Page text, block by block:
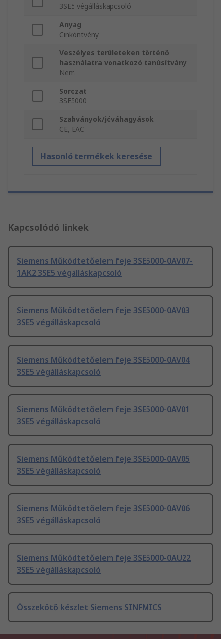
3SE5 végálláskapcsoló
Anyag
Cinköntvény
Veszélyes területeken történő
használatra vonatkozó tanúsítvány
Nem
Sorozat
3SE5000
Szabványok/jóváhagyások
CE, EAC
Hasonló termékek keresése
Kapcsolódó linkek
Siemens Működtetőelem feje 3SE5000-0AV07-
1AK2 3SE5 végálláskapcsoló
Siemens Működtetőelem feje 3SE5000-0AV03
3SE5 végálláskapcsoló
Siemens Működtetőelem feje 3SE5000-0AV04
3SE5 végálláskapcsoló
Siemens Működtetőelem feje 3SE5000-0AV01
3SE5 végálláskapcsoló
Siemens Működtetőelem feje 3SE5000-0AV05
3SE5 végálláskapcsoló
Siemens Működtetőelem feje 3SE5000-0AV06
3SE5 végálláskapcsoló
Siemens Működtetőelem feje 3SE5000-0AU22
3SE5 végálláskapcsoló
Összekötő készlet Siemens SINFMICS